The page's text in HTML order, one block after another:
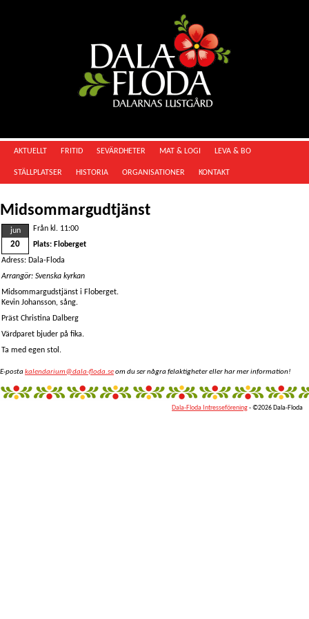
AKTUELLT FRITID SEVÄRDHETER MAT & LOGI LEVA & BO
STÄLLPLATSER HISTORIA ORGANISATIONER KONTAKT
Midsommargudtjänst
jun
20
Från kl. 11:00
Plats: Floberget
Adress: Dala-Floda
Arrangör: Svenska kyrkan
Midsommargudstjänst i Floberget.
Kevin Johansson, sång.
Präst Christina Dalberg
Värdparet bjuder på fika.
Ta med egen stol.
E-postakalendarium@dala-floda.seom du ser några felaktigheter eller har mer information!
Dala-Floda Intresseförening- ©2026 Dala-Floda